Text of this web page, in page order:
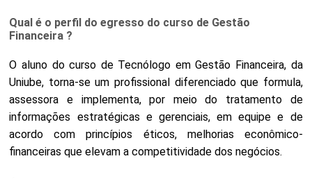
Qual é o perfil do egresso do curso de Gestão
Financeira ?
O aluno do curso de Tecnólogo em Gestão Financeira, da
Uniube, torna-se um profissional diferenciado que formula,
assessora e implementa, por meio do tratamento de
informações estratégicas e gerenciais, em equipe e de
acordo com princípios éticos, melhorias econômico-
financeiras que elevam a competitividade dos negócios.